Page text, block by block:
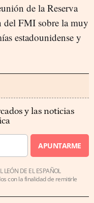
de la Reserva
del FMI sobre la muy
estadounidense y
y las noticias
APUNTARME
DE EL ESPAÑOL
con la finalidad de remitirle